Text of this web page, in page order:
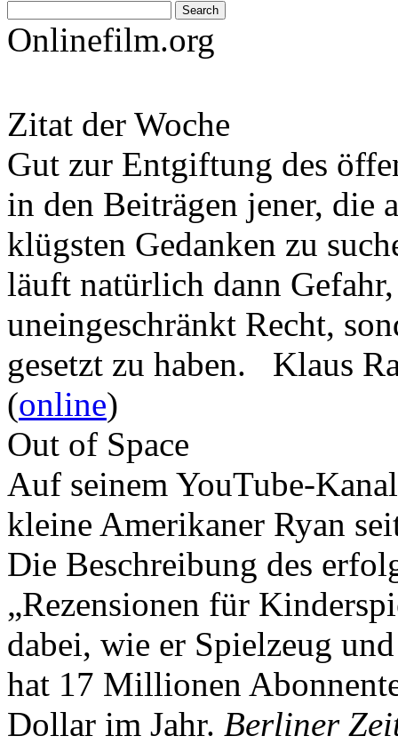
Onlinefilm.org
Zitat der Woche
Gut zur Entgiftung des
in den Beiträgen jener, die
klügsten Gedanken zu
läuft natürlich dann
uneingeschränkt Recht,
gesetzt zu haben. Klaus
(online)
Out of Space
Auf seinem YouTube-
kleine Amerikaner Ryan
Die Beschreibung des
„Rezensionen für
dabei, wie er Spielzeug
hat 17 Millionen
Dollar im Jahr. Berliner